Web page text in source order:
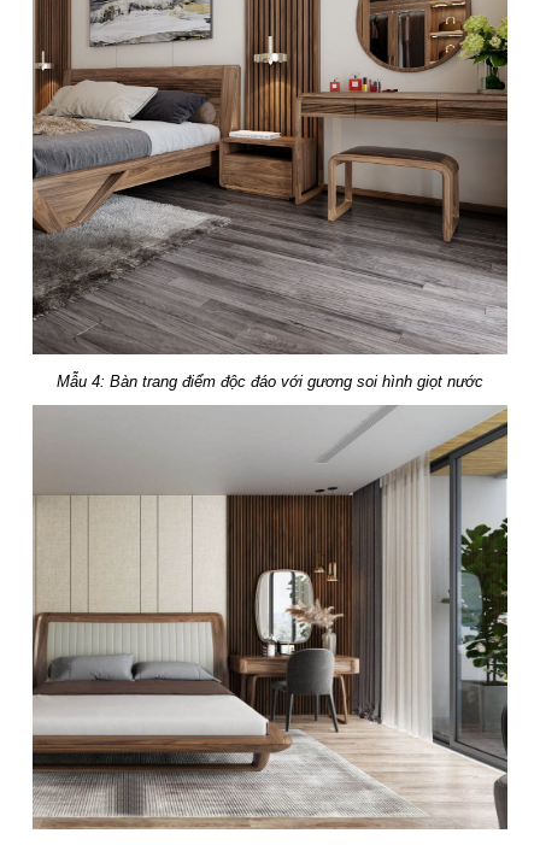
Mẫu 4: Bàn trang điểm độc đáo với gương soi hình giọt nước